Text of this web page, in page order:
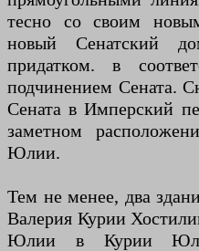
тесно со своим
новый Сенатский
придатком. в
подчинением Сената.
Сената в Имперский
заметном
Юлии.
Тем не менее, два
Валерия Курии
Юлии в Курии